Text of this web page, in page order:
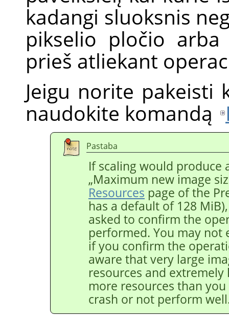
kadangi sluoksnis
pikselio pločio
prieš atliekant
Jeigu norite pakeisti
naudokite komandą
Pastaba
If scaling would produce
„Maximum new image
Resources page of the
has a default of 128
asked to confirm the
performed. You may not
if you confirm the
aware that very large
resources and
more resources than
crash or not perform